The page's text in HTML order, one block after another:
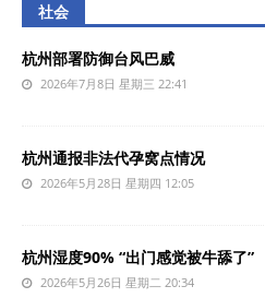
社会
杭州部署防御台风巴威
2026年7月8日 星期三 22:41
杭州通报非法代孕窝点情况
2026年5月28日 星期四 12:05
杭州湿度90% “出门感觉被牛舔了”
2026年5月26日 星期二 20:34